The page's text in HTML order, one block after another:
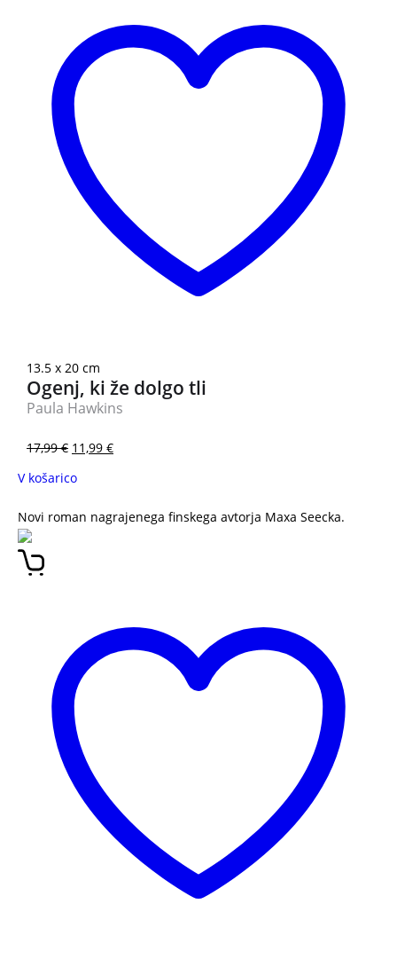
13.5 x 20 cm
Ogenj, ki že dolgo tli
Paula Hawkins
17,99€ 11,99 €
V košarico
Novi roman nagrajenega finskega avtorja Maxa Seecka.